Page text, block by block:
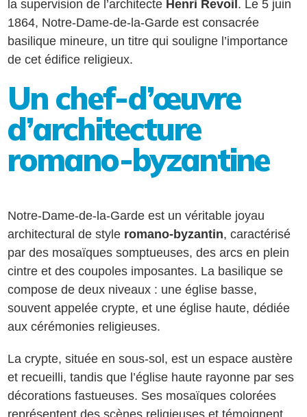
la supervision de l’architecte Henri Revoil. Le 5 juin
1864, Notre-Dame-de-la-Garde est consacrée
basilique mineure, un titre qui souligne l’importance
de cet édifice religieux.
Un chef-d’œuvre
d’architecture
romano-byzantine
Notre-Dame-de-la-Garde est un véritable joyau
architectural de style romano-byzantin, caractérisé
par des mosaïques somptueuses, des arcs en plein
cintre et des coupoles imposantes. La basilique se
compose de deux niveaux : une église basse,
souvent appelée crypte, et une église haute, dédiée
aux cérémonies religieuses.
La crypte, située en sous-sol, est un espace austère
et recueilli, tandis que l’église haute rayonne par ses
décorations fastueuses. Ses mosaïques colorées
représentent des scènes religieuses et témoignent